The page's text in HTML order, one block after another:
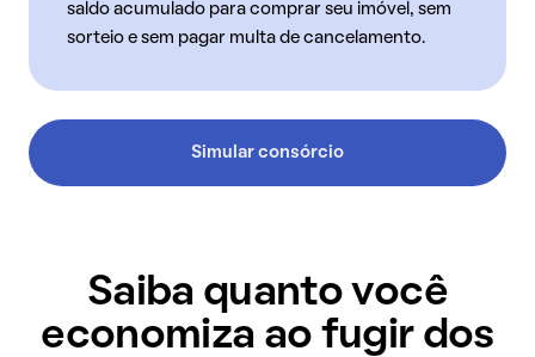
saldo acumulado para comprar seu imóvel, sem
sorteio e sem pagar multa de cancelamento.
Simular consórcio
Saiba quanto você
economiza ao fugir dos